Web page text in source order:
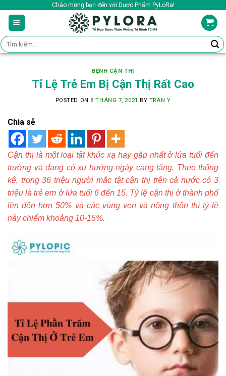
content
Chào mừng bạn đến với Dược Phẩm PyLoRa!
Tìm
kiếm:
BỆNH CẬN THỊ
Tỉ Lệ Trẻ Em Bị Cận Thị Rất Cao
POSTED ON 8 THÁNG 7, 2021 BY TRAN Y
Chia sẻ
Cận thị là một loại tật khúc xạ hay gặp nhất ở lứa tuổi đến
trường và đang có xu hướng ngày càng tăng. Theo thống
kê, trong 36 triệu người mắc tật cận thị trên cả nước có 3
triệu là trẻ em ở lứa tuổi 6 đến 15. Tỷ lệ cận thị ở thành phố
lên đến hơn 50% và các vùng ven và nông thôn thì tỷ lệ
này chiếm khoảng 10-15%.